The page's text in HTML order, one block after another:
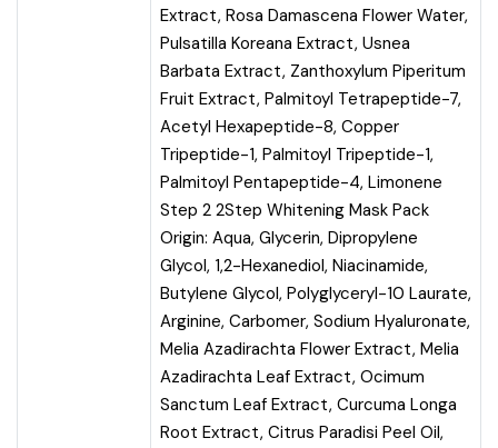
Extract, Rosa Damascena Flower Water,
Pulsatilla Koreana Extract, Usnea
Barbata Extract, Zanthoxylum Piperitum
Fruit Extract, Palmitoyl Tetrapeptide-7,
Acetyl Hexapeptide-8, Copper
Tripeptide-1, Palmitoyl Tripeptide-1,
Palmitoyl Pentapeptide-4, Limonene
Step 2 2Step Whitening Mask Pack
Origin: Aqua, Glycerin, Dipropylene
Glycol, 1,2-Hexanediol, Niacinamide,
Butylene Glycol, Polyglyceryl-10 Laurate,
Arginine, Carbomer, Sodium Hyaluronate,
Melia Azadirachta Flower Extract, Melia
Azadirachta Leaf Extract, Ocimum
Sanctum Leaf Extract, Curcuma Longa
Root Extract, Citrus Paradisi Peel Oil,